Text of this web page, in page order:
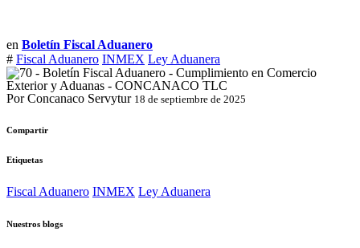
en Boletín Fiscal Aduanero
# Fiscal Aduanero INMEX Ley Aduanera
Por Concanaco Servytur 18 de septiembre de 2025
Compartir
Etiquetas
Fiscal Aduanero INMEX Ley Aduanera
Nuestros blogs